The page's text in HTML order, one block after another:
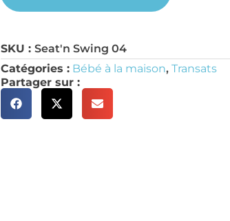
SKU :Seat'n Swing 04
Catégories : Bébé à la maison,Transats
Partager sur :